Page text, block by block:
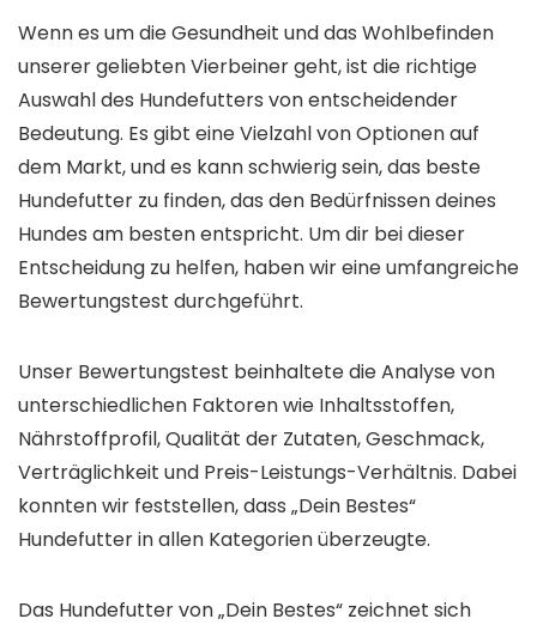
Wenn es um die Gesundheit und das Wohlbefinden
unserer geliebten Vierbeiner geht, ist die richtige
Auswahl des Hundefutters von entscheidender
Bedeutung. Es gibt eine Vielzahl von Optionen auf
dem Markt, und es kann schwierig sein, das beste
Hundefutter zu finden, das den Bedürfnissen deines
Hundes am besten entspricht. Um dir bei dieser
Entscheidung zu helfen, haben wir eine umfangreiche
Bewertungstest durchgeführt.
Unser Bewertungstest beinhaltete die Analyse von
unterschiedlichen Faktoren wie Inhaltsstoffen,
Nährstoffprofil, Qualität der Zutaten, Geschmack,
Verträglichkeit und Preis-Leistungs-Verhältnis. Dabei
konnten wir feststellen, dass „Dein Bestes“
Hundefutter in allen Kategorien überzeugte.
Das Hundefutter von „Dein Bestes“ zeichnet sich